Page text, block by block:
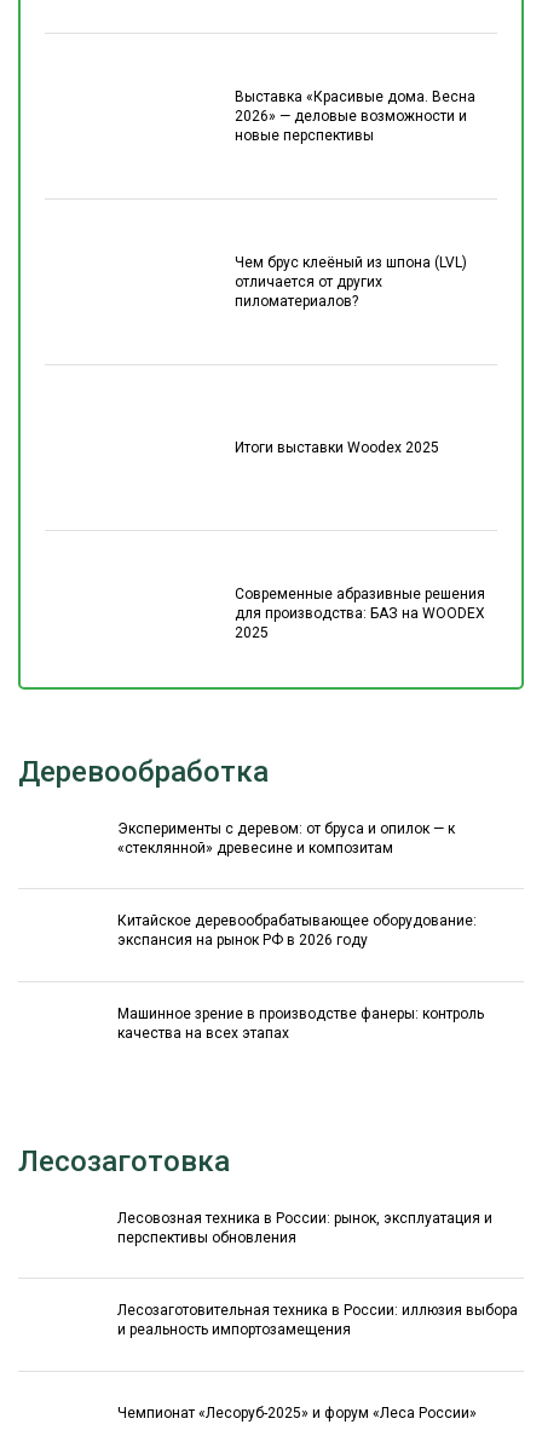
Выставка «Красивые дома. Весна
2026» — деловые возможности и
новые перспективы
Чем брус клеёный из шпона (LVL)
отличается от других
пиломатериалов?
Итоги выставки Woodex 2025
Современные абразивные решения
для производства: БАЗ на WOODEX
2025
Деревообработка
Эксперименты с деревом: от бруса и опилок — к
«стеклянной» древесине и композитам
Китайское деревообрабатывающее оборудование:
экспансия на рынок РФ в 2026 году
Машинное зрение в производстве фанеры: контроль
качества на всех этапах
Лесозаготовка
Лесовозная техника в России: рынок, эксплуатация и
перспективы обновления
Лесозаготовительная техника в России: иллюзия выбора
и реальность импортозамещения
Чемпионат «Лесоруб-2025» и форум «Леса России»